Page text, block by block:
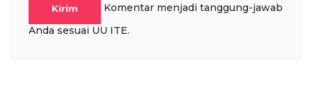
Kirim
Komentar menjadi tanggung-jawab
Anda sesuai UU ITE.